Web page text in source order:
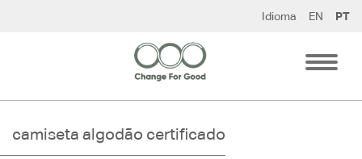
Idioma EN PT
camiseta algodão certificado